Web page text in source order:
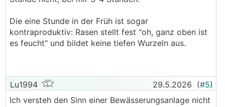
Die eine Stunde in der Früh ist sogar
kontraproduktiv: Rasen stellt fest "oh, ganz oben ist
es feucht" und bildet keine tiefen Wurzeln aus.
Lu1994 29.5.2026 (#5)
Ich versteh den Sinn einer Bewässerungsanlage nicht